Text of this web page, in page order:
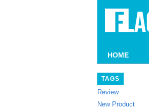
HOME
TAGS
Review
New Product